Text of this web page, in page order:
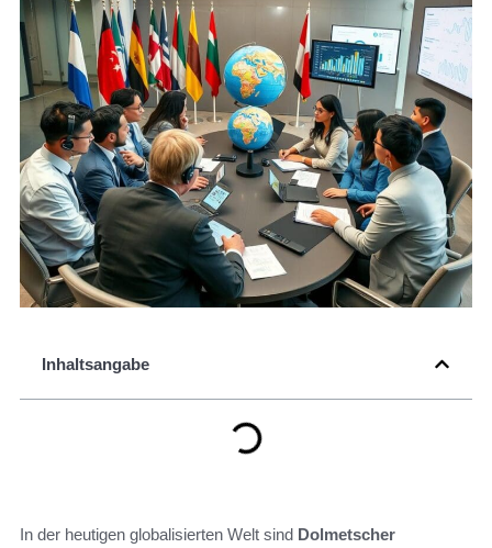
Inhaltsangabe
In der heutigen globalisierten Welt sind Dolmetscher